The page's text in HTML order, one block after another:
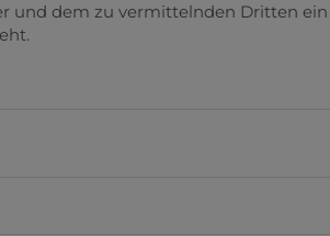
und dem zu vermittelnden Dritten ein